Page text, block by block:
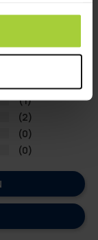
recensioner
1
2
0
0